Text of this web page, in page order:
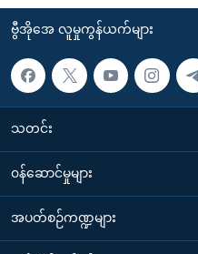
ဗွီအိုအေ လူမှုကွန်ယက်များ
သတင်း
၀န်ဆောင်မှုများ
အပတ်စဉ်ကဏ္ဍများ